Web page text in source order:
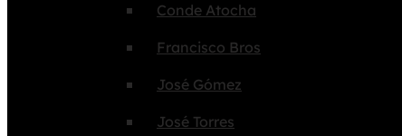
Conde Atocha
Francisco Bros
José Gómez
José Torres